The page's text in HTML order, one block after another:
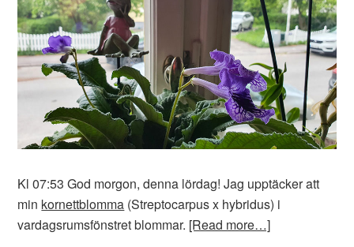
Kl 07:53 God morgon, denna lördag! Jag upptäcker att
min kornettblomma (Streptocarpus x hybridus) i
vardagsrumsfönstret blommar. [Read more…]